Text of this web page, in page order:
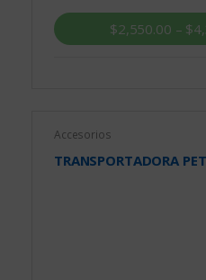
$2,550.00 – $
Accesorios
TRANSPORTADORA